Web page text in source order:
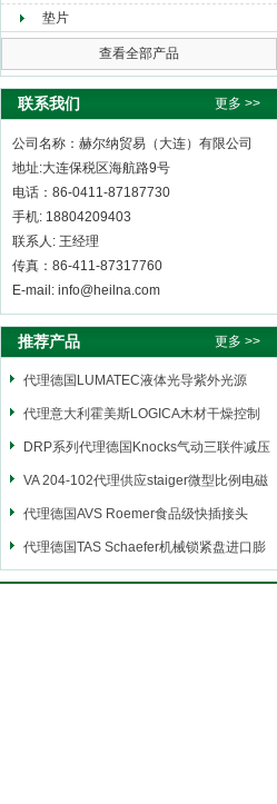
垫片
查看全部产品
联系我们 更多 >>
公司名称：赫尔纳贸易（大连）有限公司
地址:大连保税区海航路9号
电话：86-0411-87187730
手机: 18804209403
联系人: 王经理
传真：86-411-87317760
E-mail: info@heilna.com
推荐产品 更多 >>
代理德国LUMATEC液体光导紫外光源
代理意大利霍美斯LOGICA木材干燥控制
仪
DRP系列代理德国Knocks气动三联件减压
阀
VA 204-102代理供应staiger微型比例电磁
阀
代理德国AVS Roemer食品级快插接头
代理德国TAS Schaefer机械锁紧盘进口膨
胀套